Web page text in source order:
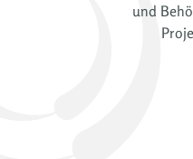
und